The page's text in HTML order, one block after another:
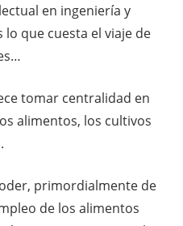
en ingeniería y
que cuesta el viaje de
tomar centralidad en
alimentos, los cultivos
primordialmente de
de los alimentos